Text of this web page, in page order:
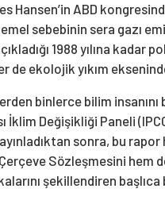
Hansen’in ABD
sebebinin sera gazı
1988 yılına kadar
de ekolojik yıkım
binlerce bilim
İklim Değişikliği Paneli
sonra, bu rapor
Sözleşmesini hem
şekillendiren başlıca